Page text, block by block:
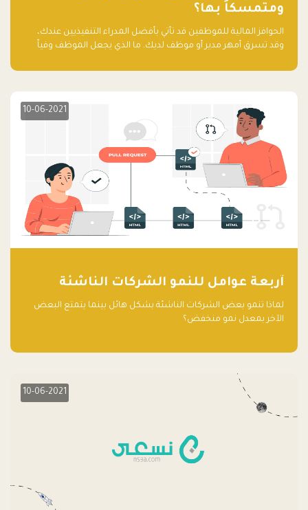
ومتمسكاً بها؟
الحوافز المالية للموظفين قد تأتي بأفضل المدراء التنفيذيين عندك،
وقد تسرق أمهر مدير أو موظف لديك. ما الذي يجعل الموظف وفياً
10-06-2021
آربعة عوامل للنمو الشركات الناشئة
لماذا تنمو بعض الشركات الناشئة بشكل هائل بينما يتمتع البعض
الآخر بمعدل نمو منخفض؟
10-06-2021